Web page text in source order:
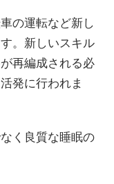
の運転など新し
。新しいスキル
再編成される必
発に行われま
く良質な睡眠の